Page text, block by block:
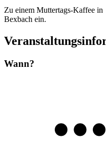
Zu einem Muttertags-Kaffee
Bexbach ein.
Wann?